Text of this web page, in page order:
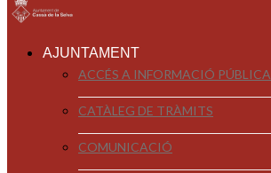
AJUNTAMENT
ACCÉS A INFORMACIÓ PÚBLICA
CATÀLEG DE TRÀMITS
COMUNICACIÓ